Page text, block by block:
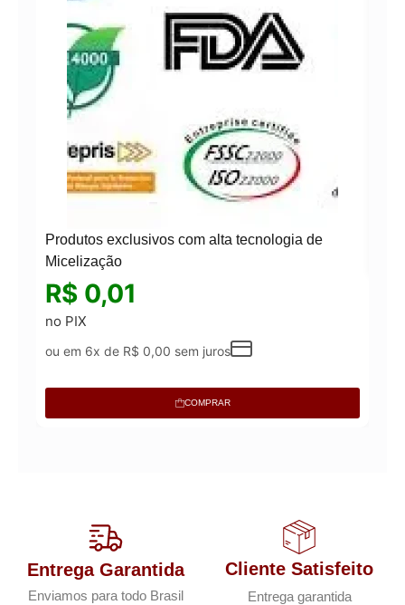
Produtos exclusivos com alta tecnologia de
Micelização
R$ 0,01
no PIX
ou em 6x de R$ 0,00 sem juros
COMPRAR
Entrega Garantida
Enviamos para todo Brasil
Cliente Satisfeito
Entrega garantida